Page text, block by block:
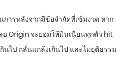
ารหลังจากมีข้อจำกัดที่เข้มงวด หาก
Origin จะยอมให้มินเนี่ยนทุกตัว hit
ไป กลั่นแกล้งเกินไป และไม่ยุติธรรม